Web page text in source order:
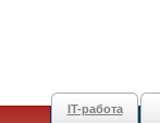
IT-работа